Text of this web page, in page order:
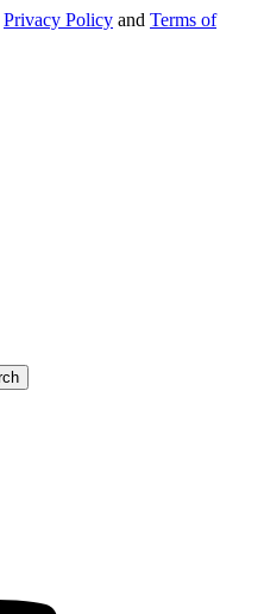
Privacy Policy and Terms of